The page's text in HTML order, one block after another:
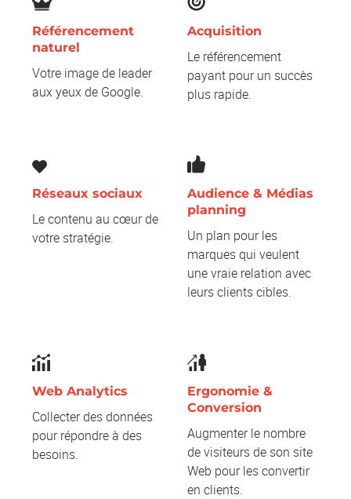
Référencement
naturel
Votre image de leader
aux yeux de Google.
Acquisition
Le référencement
payant pour un succès
plus rapide.
Réseaux sociaux
Le contenu au cœur de
votre stratégie.
Audience & Médias
planning
Un plan pour les
marques qui veulent
une vraie relation avec
leurs clients cibles.
Web Analytics
Collecter des données
pour répondre à des
besoins.
Ergonomie &
Conversion
Augmenter le nombre
de visiteurs de son site
Web pour les convertir
en clients.